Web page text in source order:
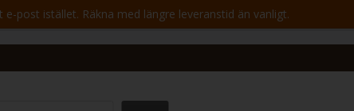
post istället. Räkna med längre leveranstid än vanligt.